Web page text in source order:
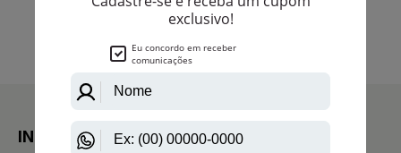
anterior 1 próximo
INSTITUCIONAL